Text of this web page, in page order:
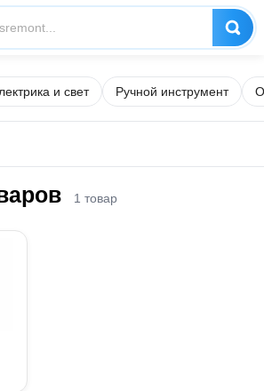
и свет Ручной инструмент
1 товар